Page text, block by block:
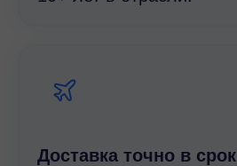
Доставка точно в срок